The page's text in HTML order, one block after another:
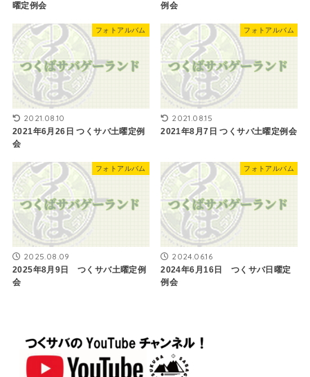
曜定例会
例会
フォトアルバム
2021.08.10
2021年6月26日 つくサバ土曜定例
会
フォトアルバム
2021.08.15
2021年8月7日 つくサバ土曜定例会
フォトアルバム
2025.08.09
2025年8月9日 つくサバ土曜定例
会
フォトアルバム
2024.06.16
2024年6月16日 つくサバ日曜定
例会